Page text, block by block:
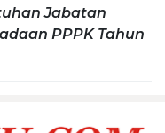
Jabatan
PPPK Tahun